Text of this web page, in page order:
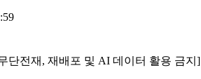
단전재, 재배포 및 AI 데이터 활용 금지]